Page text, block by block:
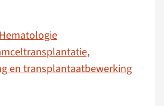
en transplantaatbewerking